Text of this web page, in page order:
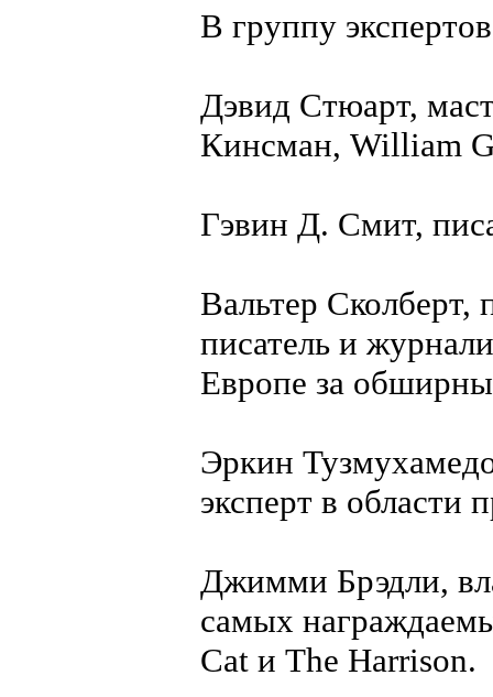
В группу
Дэвид Стюарт,
Кинсман, William
Гэвин Д. Смит,
Вальтер
писатель и
Европе за
Эркин
эксперт в области
Джимми Брэдли,
самых
Cat и The Harrison.